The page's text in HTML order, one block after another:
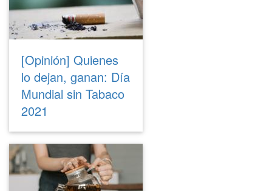
[Opinión] Quienes
lo dejan, ganan: Día
Mundial sin Tabaco
2021